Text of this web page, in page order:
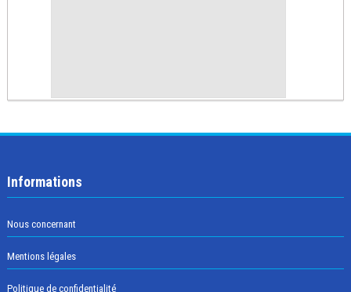
Informations
Nous concernant
Mentions légales
Politique de confidentialité